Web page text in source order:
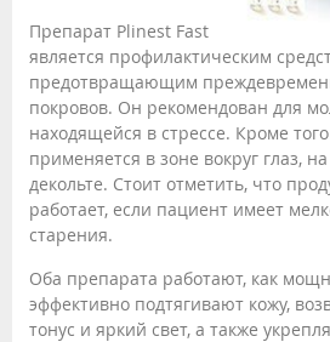
Препарат Plinest Fast
является профилактическим
предотвращающим
покровов. Он рекомендован для
находящейся в стрессе. Кроме
применяется в зоне вокруг глаз,
декольте. Стоит отметить, что
работает, если пациент имеет
старения.
Оба препарата работают, как
эффективно подтягивают кожу,
тонус и яркий свет, а также